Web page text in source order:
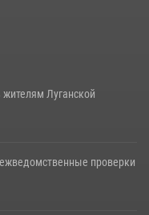
Луганской
проверки